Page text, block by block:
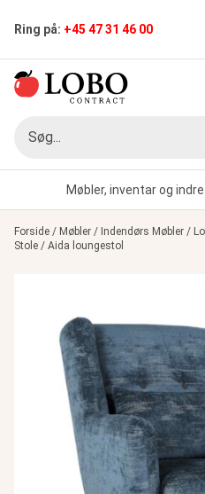
Ring på: +45 47 31 46 00
Møbler, inventar og
Forside / Møbler / Indendørs Møbler /
Stole / Aida loungestol